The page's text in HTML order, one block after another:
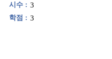
시수 : 3
학점 : 3